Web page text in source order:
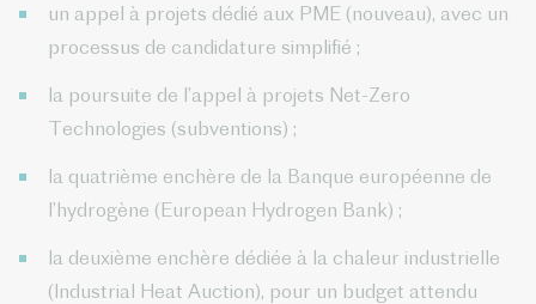
un appel à projets dédié aux PME (nouveau), avec un
processus de candidature simplifié ;
la poursuite de l’appel à projets Net-Zero
Technologies (subventions) ;
la quatrième enchère de la Banque européenne de
l’hydrogène (European Hydrogen Bank) ;
la deuxième enchère dédiée à la chaleur industrielle
(Industrial Heat Auction), pour un budget attendu